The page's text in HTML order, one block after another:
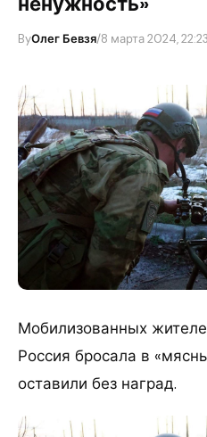
ByОлег Бевзя/8 марта 2024, 22:23
Мобилизованных
Россия бросала в
оставили без наград.